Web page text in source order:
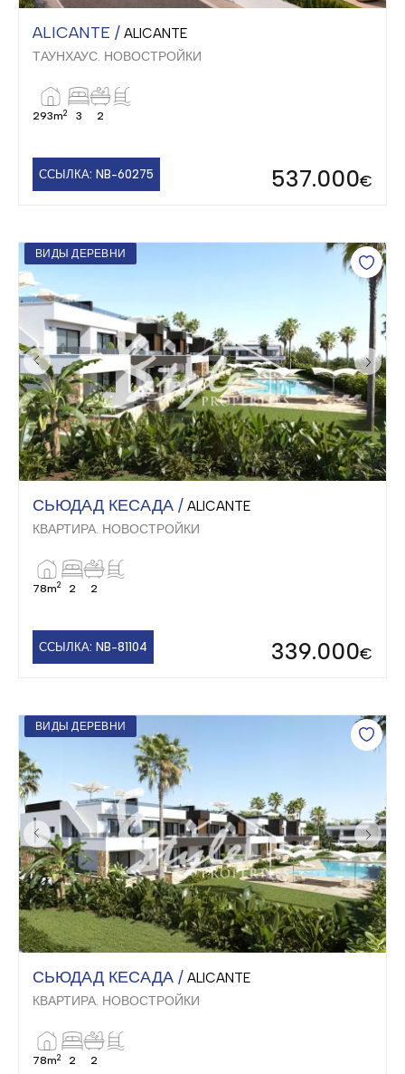
ALICANTE / ALICANTE
ТАУНХАУС. НОВОСТРОЙКИ
293m2 3 2
ССЫЛКА: NB-60275 537.000€
ВИДЫ ДЕРЕВНИ
СЬЮДАД КЕСАДА / ALICANTE
КВАРТИРА. НОВОСТРОЙКИ
78m2 2 2
ССЫЛКА: NB-81104 339.000€
ВИДЫ ДЕРЕВНИ
СЬЮДАД КЕСАДА / ALICANTE
КВАРТИРА. НОВОСТРОЙКИ
78m2 2 2